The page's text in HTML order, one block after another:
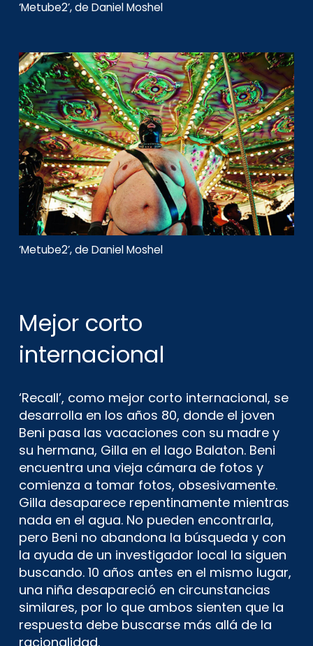
‘Metube2’, de Daniel Moshel
‘Metube2’, de Daniel Moshel
Mejor corto
internacional
‘Recall’, como mejor corto internacional, se
desarrolla en los años 80, donde el joven
Beni pasa las vacaciones con su madre y
su hermana, Gilla en el lago Balaton. Beni
encuentra una vieja cámara de fotos y
comienza a tomar fotos, obsesivamente.
Gilla desaparece repentinamente mientras
nada en el agua. No pueden encontrarla,
pero Beni no abandona la búsqueda y con
la ayuda de un investigador local la siguen
buscando. 10 años antes en el mismo lugar,
una niña desapareció en circunstancias
similares, por lo que ambos sienten que la
respuesta debe buscarse más allá de la
racionalidad.